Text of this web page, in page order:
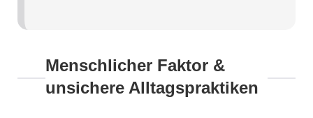
Menschlicher Faktor &
unsichere Alltagspraktiken